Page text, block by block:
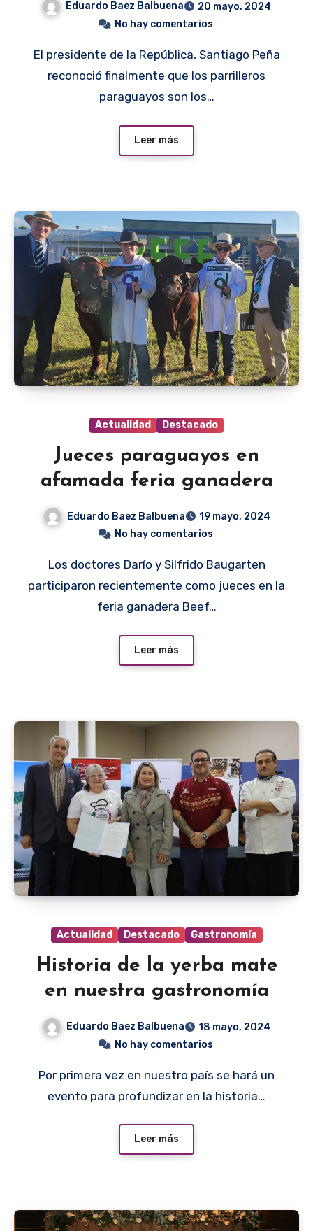
Eduardo Baez Balbuena
20 mayo, 2024
No hay comentarios
El presidente de la República, Santiago Peña
reconoció finalmente que los parrilleros
paraguayos son los…
Leer más
Actualidad Destacado
Jueces paraguayos en
afamada feria ganadera
Eduardo Baez Balbuena
19 mayo, 2024
No hay comentarios
Los doctores Darío y Silfrido Baugarten
participaron recientemente como jueces en la
feria ganadera Beef…
Leer más
Actualidad Destacado Gastronomía
Historia de la yerba mate
en nuestra gastronomía
Eduardo Baez Balbuena
18 mayo, 2024
No hay comentarios
Por primera vez en nuestro país se hará un
evento para profundizar en la historia…
Leer más